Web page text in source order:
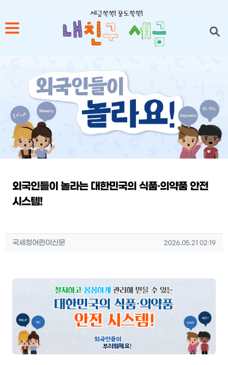
5
외국인들이 놀라는 대한민국의 식품·의약품 안전
시스템!
작성자 정보
국세청어린이신문작성 작성일
2026.05.21 02:19